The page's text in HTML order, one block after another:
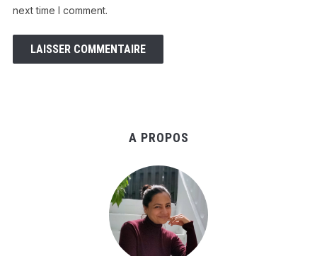
next time I comment.
A PROPOS